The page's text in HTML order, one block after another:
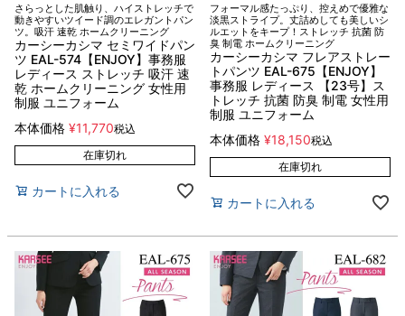
さらっとした肌触り、ハイストレッチで
動きやすいツイード調のエレガントパン
ツ。吸汗 速乾 ホームクリーニング
カーシーカシマ セミワイドパン
ツ EAL-574【ENJOY】事務服
レディース ストレッチ 吸汗 速
乾 ホームクリーニング 女性用
制服 ユニフォーム
本体価格 ¥11,770税込
在庫切れ
カートに入れる
フォーマル感たっぷり、控えめで優雅な
淡黒ストライプ。丈詰めしても美しいシ
ルエットをキープ！ストレッチ 抗菌 防
臭 制電 ホームクリーニング
カーシーカシマ フレアストレー
トパンツ EAL-675【ENJOY】
事務服 レディース 【23号】ス
トレッチ 抗菌 防臭 制電 女性用
制服 ユニフォーム
本体価格 ¥18,150税込
在庫切れ
カートに入れる